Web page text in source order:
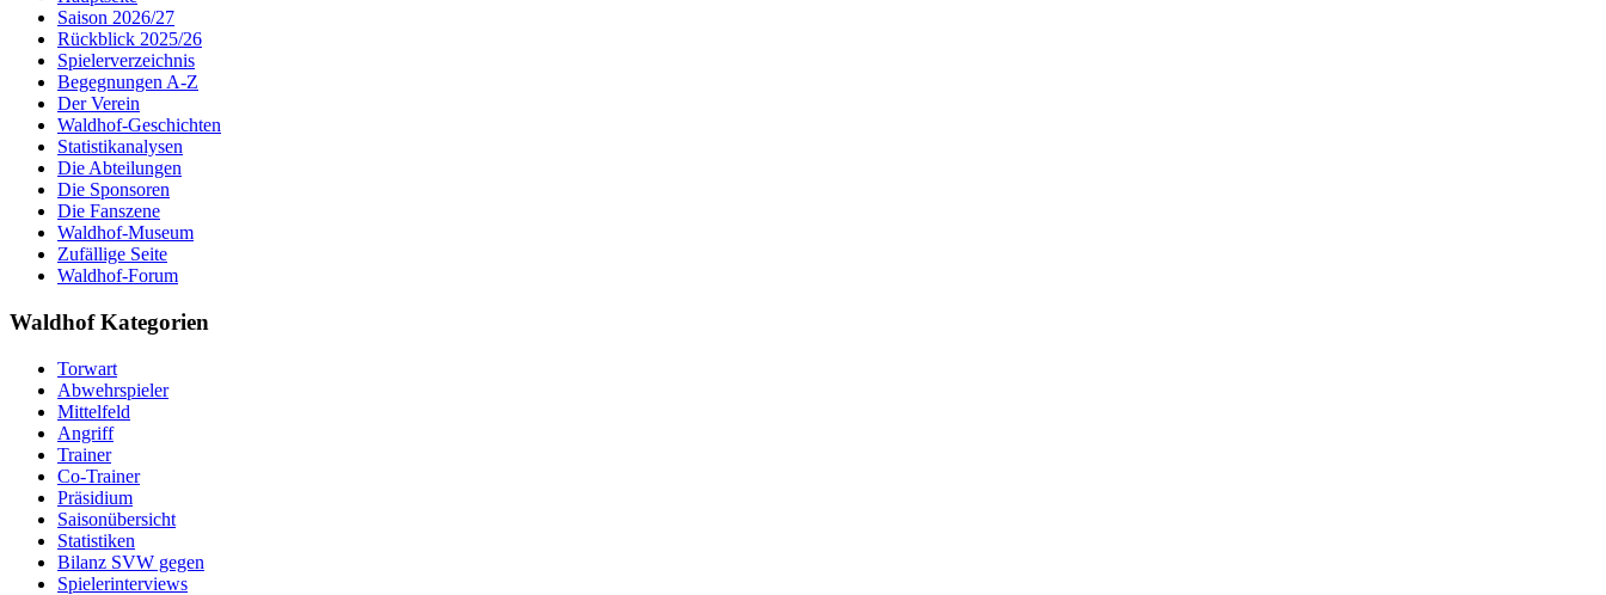
Saison 2026/27
Rückblick 2025/26
Spielerverzeichnis
Begegnungen A-Z
Der Verein
Waldhof-Geschichten
Statistikanalysen
Die Abteilungen
Die Sponsoren
Die Fanszene
Waldhof-Museum
Zufällige Seite
Waldhof-Forum
Waldhof Kategorien
Torwart
Abwehrspieler
Mittelfeld
Angriff
Trainer
Co-Trainer
Präsidium
Saisonübersicht
Statistiken
Bilanz SVW gegen
Spielerinterviews